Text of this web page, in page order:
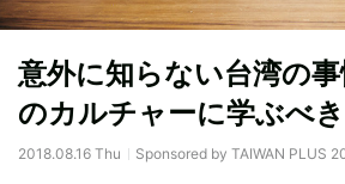
意外に知らない台湾の
のカルチャーに学ぶべ
2018.08.16 Thu Sponsored by TAIWAN PLUS